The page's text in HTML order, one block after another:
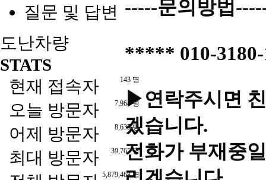
-----문의방법
***** 010-
▶연락주시면
겠습니다.
전화가 부재중
질문 및 답변
도난차량
STATS
143 명
현재 접속자
7,964 명
오늘 방문자
8,635 명
어제 방문자
39,765 명
최대 방문자
5,879,468 명